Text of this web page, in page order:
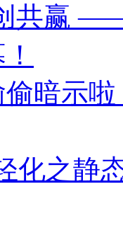
共赢
暗示
化之静